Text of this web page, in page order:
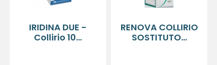
IRIDINA DUE -
Collirio 10...
RENOVA COLLIRIO
SOSTITUTO...